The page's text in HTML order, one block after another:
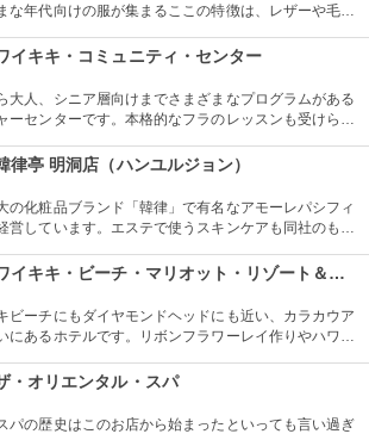
な年代向けの服が集まるここの特徴は、レザーや毛皮
に集まります。夜22時頃から本格的に賑わいます。
イキキ・コミュニティ・センター
大人、シニア層向けまでさまざまなプログラムがある
ーセンターです。本格的なフラのレッスンも受けられ
が買える、週2回のファーマーズマーケットも好評で
律亭 明洞店（ハンユルジョン）
の化粧品ブランド「韓律」で有名なアモーレパシフィ
営しています。エステで使うスキンケアも同社のもの
ワイキキ・ビーチ・マリオット・リゾート＆スパ
ビーチにもダイヤモンドヘッドにも近い、カラカウア
にあるホテルです。リボンフラワーレイ作りやハワイ
キルトの巨匠が作ったキルト型も買うことができま
・オリエンタル・スパ
パの歴史はこのお店から始まったといっても言い過ぎ